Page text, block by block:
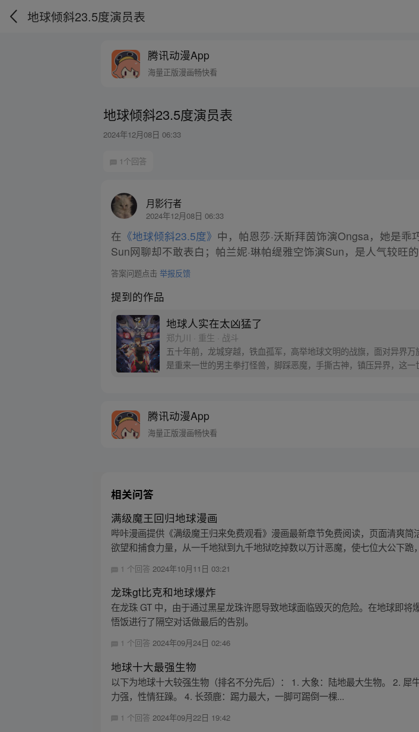
地球倾斜23.5度演员表
腾讯动漫App
海量正版漫画畅快看
地球倾斜23.5度演员表
2024年12月08日 06:33
1个回答
月影行者
2024年12月08日 06:33
在 《地球倾斜23.5度》 中，帕恩莎·沃斯拜茵饰演Ongsa，她是乖
Sun网聊却不敢表白；帕兰妮·琳帕缇雅空饰演Sun，是人气较旺的
答案问题点击举报反馈
提到的作品
地球人实在太凶猛了
郑九川 · 重生 · 战斗
五十年前，龙城穿越，铁血孤军，高举地球文明的战旗，面对异界
是重来一世的男主拳打怪兽，脚踩恶魔，手撕古神，镇压异界，这
腾讯动漫App
海量正版漫画畅快看
相关问答
满级魔王回归地球漫画
哔咔漫画提供《满级魔王归来免费观看》漫画最新章节免费阅读，页面清爽
欲望和捕食力量，从一千地狱到九千地狱吃掉数以万计恶魔，使七位大公下跪
1 个回答2024年10月11日 03:21
龙珠gt比克和地球爆炸
在龙珠 GT 中，由于通过黑星龙珠许愿导致地球面临毁灭的危险。在地球即
悟饭进行了隔空对话做最后的告别。
1 个回答2024年09月24日 02:46
地球十大最强生物
以下为地球十大较强生物（排名不分先后）： 1. 大象：陆地最大生物。 2.
力强，性情狂躁。 4. 长颈鹿：踢力最大，一脚可踢倒一棵...
1 个回答 2024年09月22日 19:42